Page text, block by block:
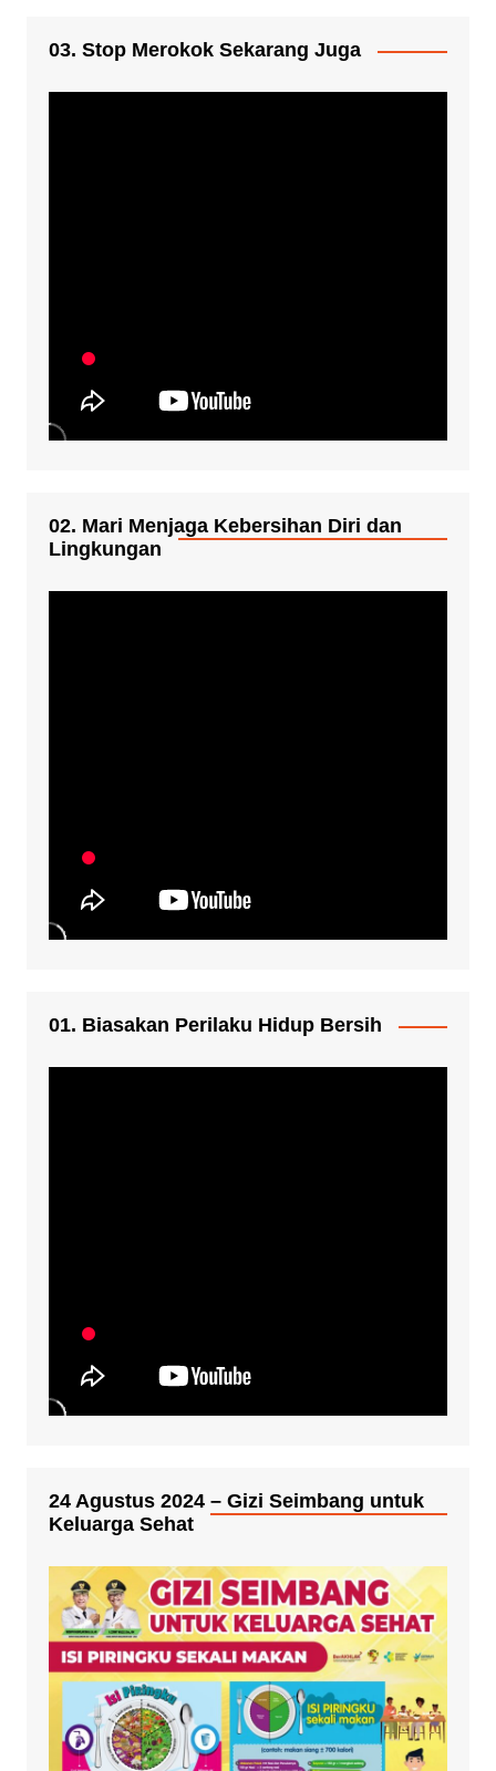
03. Stop Merokok Sekarang Juga
02. Mari Menjaga Kebersihan Diri dan
Lingkungan
01. Biasakan Perilaku Hidup Bersih
24 Agustus 2024 – Gizi Seimbang untuk
Keluarga Sehat